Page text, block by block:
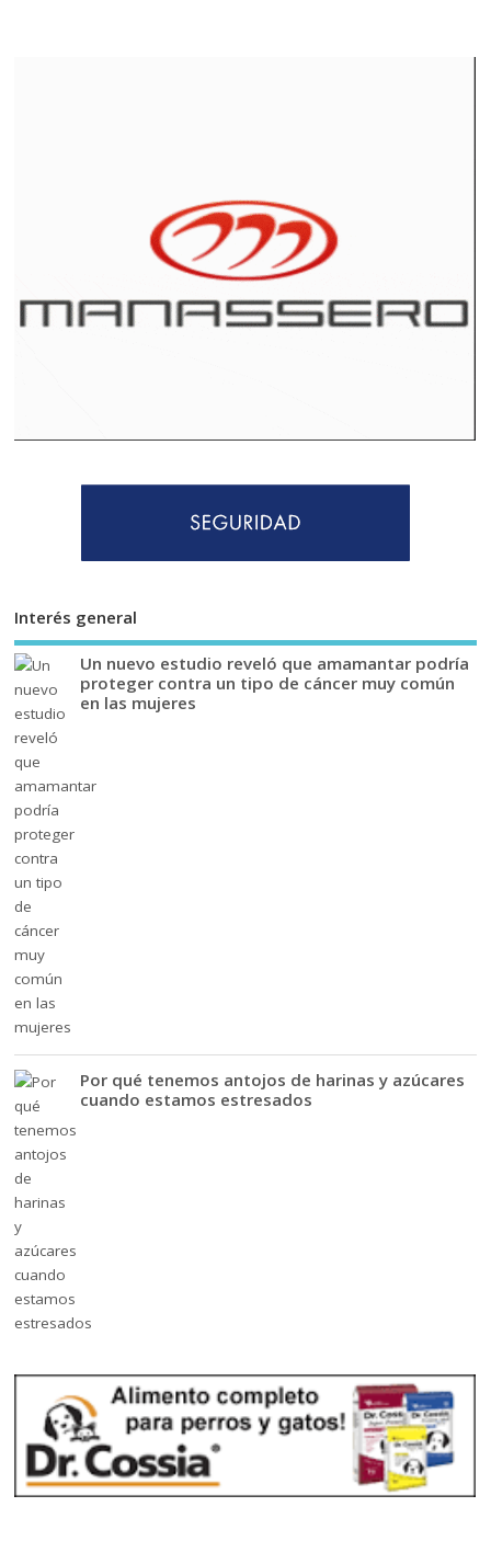
Interés general
Un nuevo estudio reveló que amamantar podría
proteger contra un tipo de cáncer muy común
en las mujeres
Por qué tenemos antojos de harinas y azúcares
cuando estamos estresados